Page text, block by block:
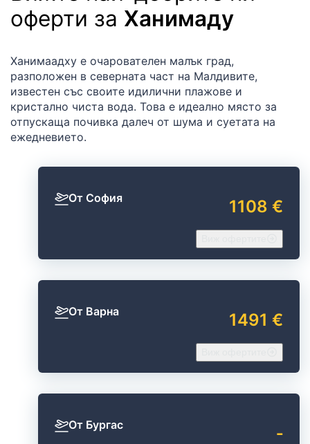
оферти за Ханимаду
Ханимаадху е очарователен малък град,
разположен в северната част на Малдивите,
известен със своите идилични плажове и
кристално чиста вода. Това е идеално място за
отпускаща почивка далеч от шума и суетата на
ежедневието.
От София 1108 €
От Варна 1491 €
От Бургас ‐